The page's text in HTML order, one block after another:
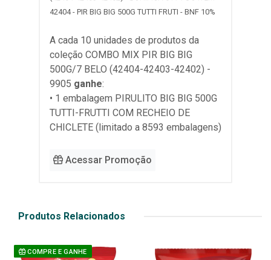
42404 - PIR BIG BIG 500G TUTTI FRUTI - BNF 10%
A cada 10 unidades de produtos da
coleção COMBO MIX PIR BIG BIG
500G/7 BELO (42404-42403-42402) -
9905 ganhe:
• 1 embalagem PIRULITO BIG BIG 500G
TUTTI-FRUTTI COM RECHEIO DE
CHICLETE (limitado a 8593 embalagens)
Acessar Promoção
Produtos Relacionados
COMPRE E GANHE